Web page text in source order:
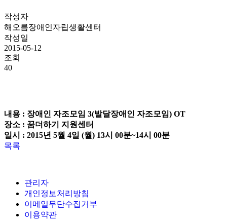
작성자
해오름장애인자립생활센터
작성일
2015-05-12
조회
40
내용 : 장애인 자조모임 3(발달장애인 자조모임) OT
장소 : 꿈더하기 지원센터
일시 : 2015년 5월 4일 (월) 13시 00분~14시 00분
목록
관리자
개인정보처리방침
이메일무단수집거부
이용약관